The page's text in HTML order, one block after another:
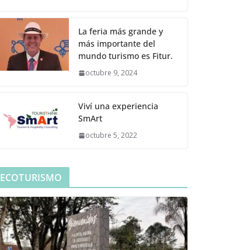
La feria más grande y
más importante del
mundo turismo es Fitur.
octubre 9, 2024
Viví una experiencia
SmArt
octubre 5, 2022
ECOTURISMO